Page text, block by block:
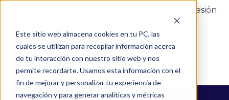
Este sitio web almacena cookies en tu PC, las
cuales se utilizan para recopilar información acerca
de tu interacción con nuestro sitio web y nos
permite recordarte. Usamos esta información con el
fin de mejorar y personalizar tu experiencia de
navegación y para generar analíticas y métricas
Iniciar sesión